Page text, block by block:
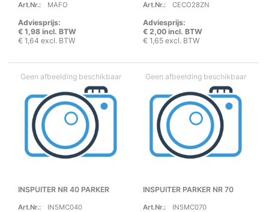
Art.Nr.: MAFO
Adviesprijs:
€ 1,98 incl. BTW
€ 1,64 excl. BTW
Art.Nr.: CECO28ZN
Adviesprijs:
€ 2,00 incl. BTW
€ 1,65 excl. BTW
INSPUITER NR 40 PARKER
Art.Nr.: IN5MC040
INSPUITER PARKER NR 70
Art.Nr.: IN5MC070